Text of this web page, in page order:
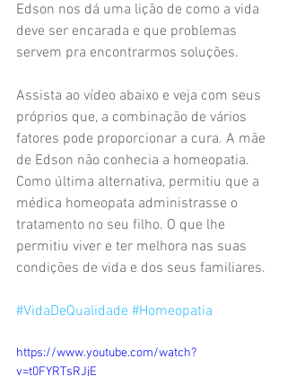
Edson nos dá uma lição de como a vida
deve ser encarada e que problemas
servem pra encontrarmos soluções.
Assista ao vídeo abaixo e veja com seus
próprios que, a combinação de vários
fatores pode proporcionar a cura. A mãe
de Edson não conhecia a homeopatia.
Como última alternativa, permitiu que a
médica homeopata administrasse o
tratamento no seu filho. O que lhe
permitiu viver e ter melhora nas suas
condições de vida e dos seus familiares.
#VidaDeQualidade #Homeopatia
https://www.youtube.com/watch?
v=t0FYRTsRJjE